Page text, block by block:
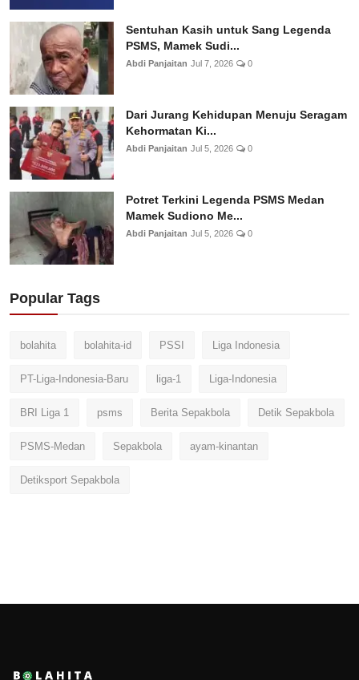
Sentuhan Kasih untuk Sang Legenda
PSMS, Mamek Sudi...
Abdi Panjaitan Jul 7, 2026 0
Dari Jurang Kehidupan Menuju Seragam
Kehormatan Ki...
Abdi Panjaitan Jul 5, 2026 0
Potret Terkini Legenda PSMS Medan
Mamek Sudiono Me...
Abdi Panjaitan Jul 5, 2026 0
Popular Tags
bolahita bolahita-id PSSI Liga Indonesia
PT-Liga-Indonesia-Baru liga-1 Liga-Indonesia
BRI Liga 1 psms Berita Sepakbola Detik Sepakbola
PSMS-Medan Sepakbola ayam-kinantan
Detiksport Sepakbola